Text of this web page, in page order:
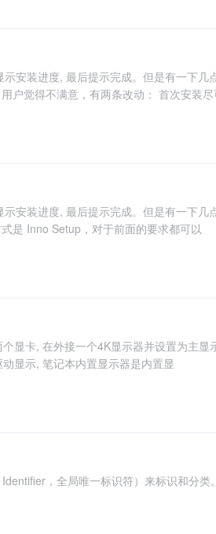
安装进度, 最后提示完成。但是有一下几
户觉得不满意，有两条改动： 首次安装
安装进度, 最后提示完成。但是有一下几
是 Inno Setup，对于前面的要求都可以
显卡, 在外接一个4K显示器并设置为主显
显示, 笔记本内置显示器是内置显
，全局唯一标识符）来标识和分